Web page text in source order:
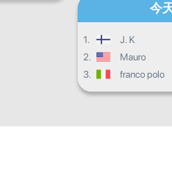
今
1. J. K
2.
Mauro
3.
franco polo